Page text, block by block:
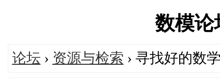
数模论
论坛 › 资源与检索 › 寻找好的数